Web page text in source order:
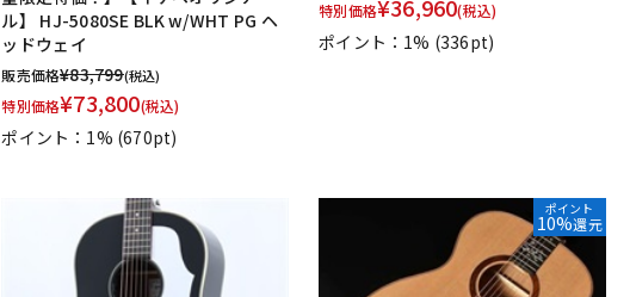
ル】 HJ-5080SE BLK w/WHT PG ヘ
ッドウェイ
販売価格¥83,799(税込)
特別価格¥73,800(税込)
ポイント：1% (670pt)
特別価格¥36,960(税込)
ポイント：1% (336pt)
ポイント
10%還元